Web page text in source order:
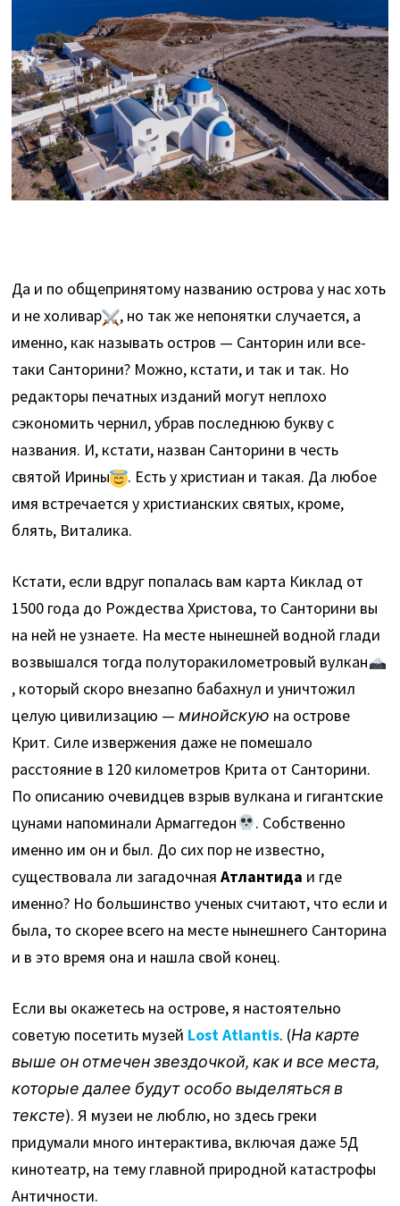
Да и по общепринятому названию острова у нас хоть
и не холивар
, но так же непонятки случается, а
именно, как называть остров — Санторин или все-
таки Санторини? Можно, кстати, и так и так. Но
редакторы печатных изданий могут неплохо
сэкономить чернил, убрав последнюю букву с
названия. И, кстати, назван Санторини в честь
святой Ирины
. Есть у христиан и такая. Да любое
имя встречается у христианских святых, кроме,
блять, Виталика.
Кстати, если вдруг попалась вам карта Киклад от
1500 года до Рождества Христова, то Санторини вы
на ней не узнаете. На месте нынешней водной глади
возвышался тогда полуторакилометровый вулкан
, который скоро внезапно бабахнул и уничтожил
целую цивилизацию —минойскую на острове
Крит. Силе извержения даже не помешало
расстояние в 120 километров Крита от Санторини.
По описанию очевидцев взрыв вулкана и гигантские
цунами напоминали Армаггедон
. Собственно
именно им он и был. До сих пор не известно,
существовала ли загадочнаяАтлантида и где
именно? Но большинство ученых считают, что если и
была, то скорее всего на месте нынешнего Санторина
и в это время она и нашла свой конец.
Если вы окажетесь на острове, я настоятельно
советую посетить музей Lost Atlantis. (На карте
выше он отмечен звездочкой, как и все места,
которые далее будут особо выделяться в
тексте). Я музеи не люблю, но здесь греки
придумали много интерактива, включая даже 5Д
кинотеатр, на тему главной природной катастрофы
Античности.